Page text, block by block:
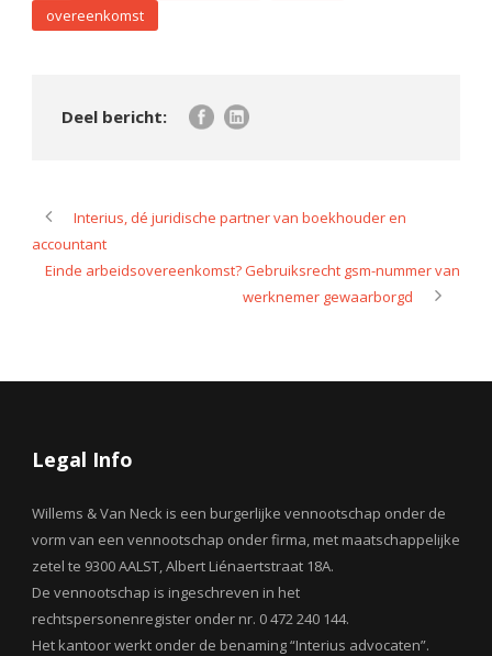
overeenkomst
Interius, dé juridische partner van boekhouder en
accountant
Einde arbeidsovereenkomst? Gebruiksrecht gsm-nummer van
werknemer gewaarborgd
Legal Info
Willems & Van Neck is een burgerlijke vennootschap onder de
vorm van een vennootschap onder firma, met maatschappelijke
zetel te 9300 AALST, Albert Liénaertstraat 18A.
De vennootschap is ingeschreven in het
rechtspersonenregister onder nr. 0 472 240 144.
Het kantoor werkt onder de benaming “Interius advocaten”.